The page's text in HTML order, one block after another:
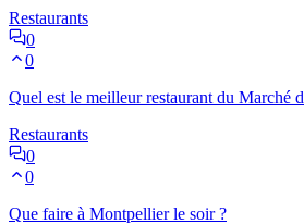
Restaurants
0
0
Quel est le meilleur restaurant du Marché
Restaurants
0
0
Que faire à Montpellier le soir ?